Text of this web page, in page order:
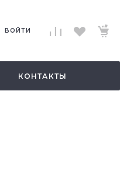
ВОЙТИ
КОНТАКТЫ